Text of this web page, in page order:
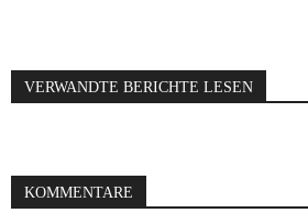
VERWANDTE BERICHTE LESEN
KOMMENTARE